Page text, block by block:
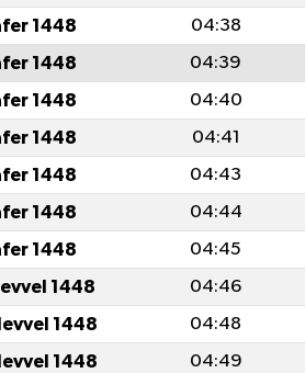
1448
04:38
1448
04:39
1448
04:40
1448
04:41
1448
04:43
1448
04:44
1448
04:45
1448
04:46
1448
04:48
1448
04:49